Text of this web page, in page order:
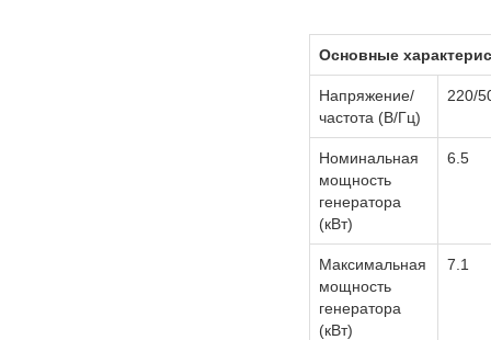
Основные
Напряжение/
частота (В/Гц)
220/
Номинальная
мощность
генератора
(кВт)
6.5
Максимальная
мощность
генератора
(кВт)
7.1